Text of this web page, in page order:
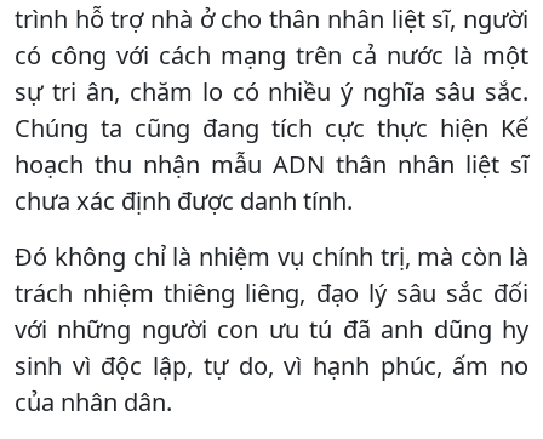
trình hỗ trợ nhà ở cho thân nhân liệt sĩ, người
có công với cách mạng trên cả nước là một
sự tri ân, chăm lo có nhiều ý nghĩa sâu sắc.
Chúng ta cũng đang tích cực thực hiện Kế
hoạch thu nhận mẫu ADN thân nhân liệt sĩ
chưa xác định được danh tính.
Đó không chỉ là nhiệm vụ chính trị, mà còn là
trách nhiệm thiêng liêng, đạo lý sâu sắc đối
với những người con ưu tú đã anh dũng hy
sinh vì độc lập, tự do, vì hạnh phúc, ấm no
của nhân dân.